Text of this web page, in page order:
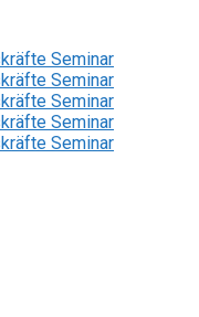
Seminar
Seminar
Seminar
Seminar
Seminar